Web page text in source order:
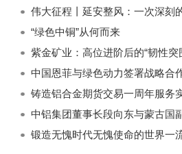
“绿色中铜”从何而来
紫金矿业：高位进阶后的“韧性突
中国恩菲与绿色动力签署战略合
铸造铝合金期货交易一周年服务